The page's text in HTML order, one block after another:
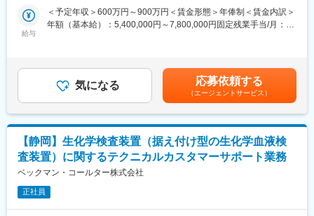
現地の法定報告業務を担当します。勤務地は日本の静岡県にある
オフィスとなります（必要に応じて月数回、在宅勤務が可能で
よび製造部門のFP&A（財務計画・分析）業務を統括する責任を担
います。
・三島製造のFP&A業務（月次予算編成、年度予算編成、
PPV/MUV分析を含む）
・三島製造の資産管理業務（FA/INV/その他）
・三島製造の決算業務（標準原価設定を含む）
■当社の事業概要
理化学分析機器、医療分析機器及びその関連製品、サービスの販
給与
＜予定年収＞600万円～900万円＜賃金形態＞年俸制＜賃金内訳＞
年額（基本給）：5,400,000円～7,800,000円固定残業手当/月：
給与補足＞※年収は経験・能力を考慮の上、当社規定により決定い
たします※業績賞与あり（年収の12％が基準）賃金はあくまでも
目安の金額であり、選考を通じて上下する可能性があります。月
給(月額)は固定手当を含めた表記です。
気になる 応募依頼する
（エージェントサービス）
【静岡】生化学検査装置（据え付け型の生化学血液検
査装置）に関するテクニカルカスタマーサポート業務
ベックマン・コールター株式会社
正社員